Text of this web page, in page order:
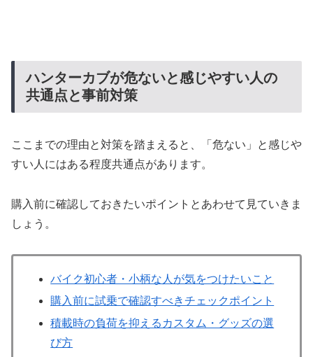
ハンターカブが危ないと感じやすい人の
共通点と事前対策
ここまでの理由と対策を踏まえると、「危ない」と感じや
すい人にはある程度共通点があります。
購入前に確認しておきたいポイントとあわせて見ていきま
しょう。
バイク初心者・小柄な人が気をつけたいこと
購入前に試乗で確認すべきチェックポイント
積載時の負荷を抑えるカスタム・グッズの選
び方